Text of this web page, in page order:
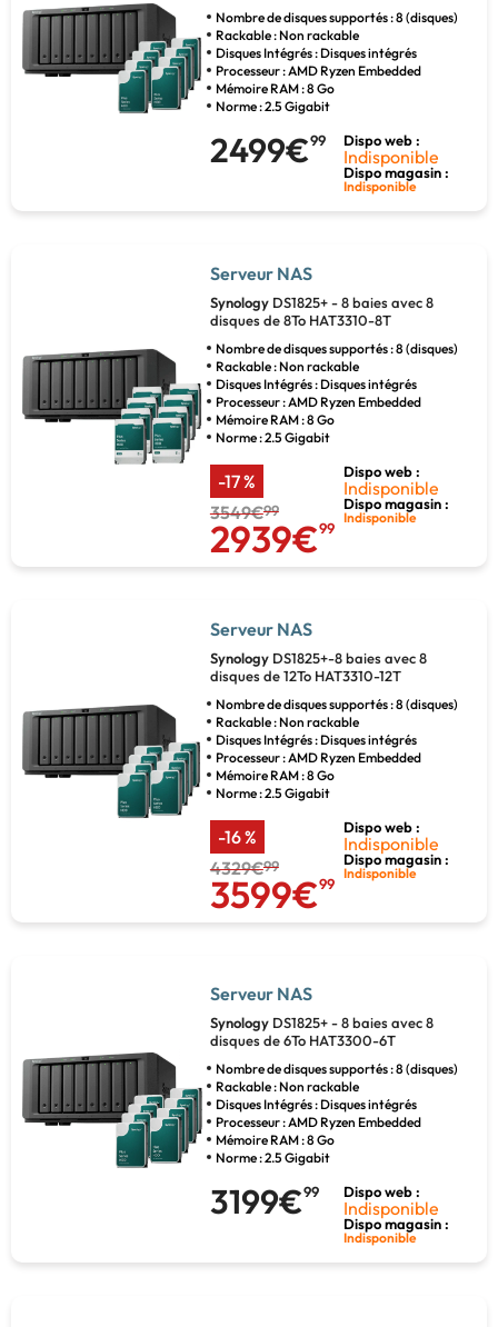
Nombre de disques supportés : 8 (disques)
Rackable : Non rackable
Disques Intégrés : Disques intégrés
Processeur : AMD Ryzen Embedded
Mémoire RAM : 8 Go
Norme : 2.5 Gigabit
2499€99 Dispo web :
Indisponible
Dispo magasin :
Indisponible
Serveur NAS
Synology DS1825+ - 8 baies avec 8
disques de 8To HAT3310-8T
Nombre de disques supportés : 8 (disques)
Rackable : Non rackable
Disques Intégrés : Disques intégrés
Processeur : AMD Ryzen Embedded
Mémoire RAM : 8 Go
Norme : 2.5 Gigabit
-17 %
3549€99
2939€99
Dispo web :
Indisponible
Dispo magasin :
Indisponible
Serveur NAS
Synology DS1825+-8 baies avec 8
disques de 12To HAT3310-12T
Nombre de disques supportés : 8 (disques)
Rackable : Non rackable
Disques Intégrés : Disques intégrés
Processeur : AMD Ryzen Embedded
Mémoire RAM : 8 Go
Norme : 2.5 Gigabit
-16 %
4329€99
3599€99
Dispo web :
Indisponible
Dispo magasin :
Indisponible
Serveur NAS
Synology DS1825+ - 8 baies avec 8
disques de 6To HAT3300-6T
Nombre de disques supportés : 8 (disques)
Rackable : Non rackable
Disques Intégrés : Disques intégrés
Processeur : AMD Ryzen Embedded
Mémoire RAM : 8 Go
Norme : 2.5 Gigabit
3199€99 Dispo web :
Indisponible
Dispo magasin :
Indisponible